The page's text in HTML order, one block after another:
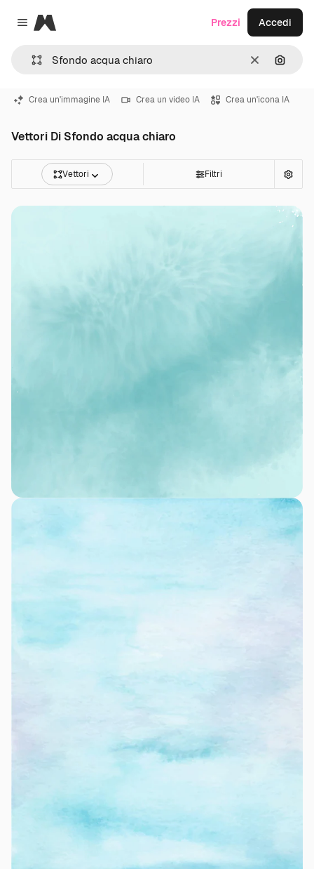
Close menu
Magnific
CancellaCerca
Prezzi Accedi
Crea un'immagine IA Crea un video IA Crea un'icona IA
Vettori Di Sfondo acqua chiaro
Vettori Filtri